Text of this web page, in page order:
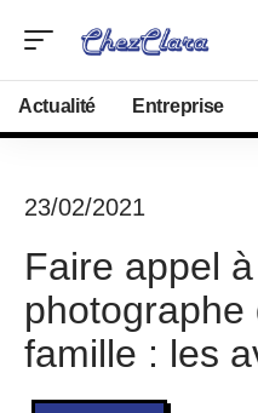
Actualité Entreprise
23/02/2021
Faire appel
photographe
famille : les